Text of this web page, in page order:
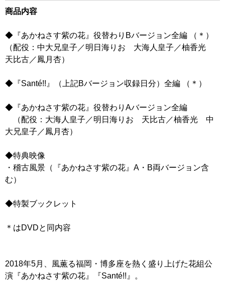
商品内容
◆『あかねさす紫の花』役替わりBバージョン全編 （＊）
（配役：中大兄皇子／明日海りお 大海人皇子／柚香光
天比古／鳳月杏）
◆『Santé!!』（上記Bバージョン収録日分）全編 （＊）
◆『あかねさす紫の花』役替わりAバージョン全編
（配役：大海人皇子／明日海りお 天比古／柚香光 中
大兄皇子／鳳月杏）
◆特典映像
・稽古風景（『あかねさす紫の花』A・B両バージョン含
む）
◆特製ブックレット
＊はDVDと同内容
2018年5月、風薫る福岡・博多座を熱く盛り上げた花組公
演『あかねさす紫の花』『Santé!!』。